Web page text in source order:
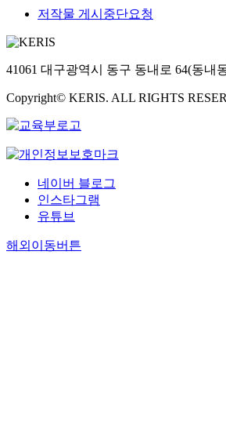
저작물 게시중단요청
41061 대구광역시 동구 동내로 64(동내
Copyright© KERIS. ALL RIGHTS
네이버 블로그
인스타그램
유튜브
해외이동버튼